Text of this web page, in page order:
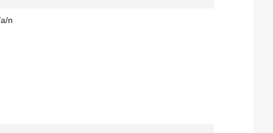
n